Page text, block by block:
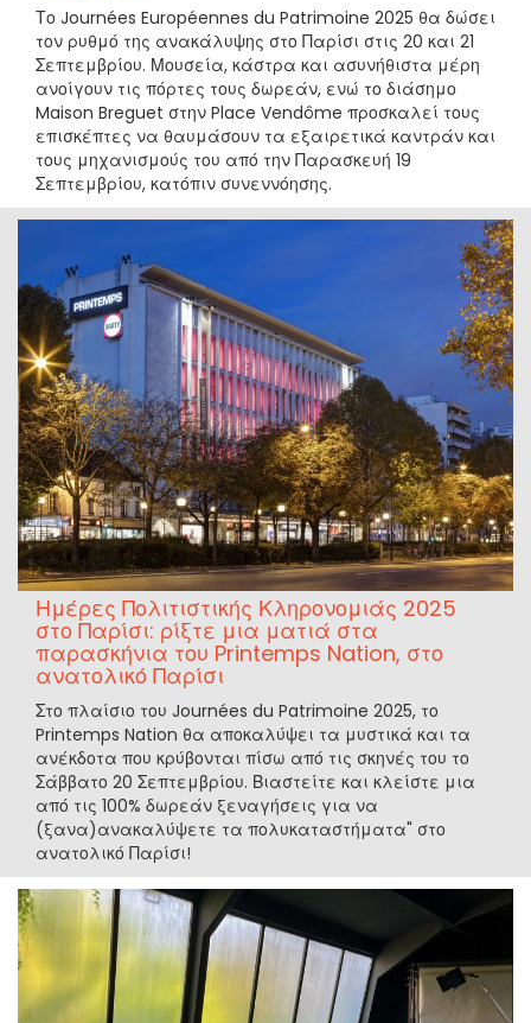
Το Journées Européennes du Patrimoine 2025 θα δώσει
τον ρυθμό της ανακάλυψης στο Παρίσι στις 20 και 21
Σεπτεμβρίου. Μουσεία, κάστρα και ασυνήθιστα μέρη
ανοίγουν τις πόρτες τους δωρεάν, ενώ το διάσημο
Maison Breguet στην Place Vendôme προσκαλεί τους
επισκέπτες να θαυμάσουν τα εξαιρετικά καντράν και
τους μηχανισμούς του από την Παρασκευή 19
Σεπτεμβρίου, κατόπιν συνεννόησης.
Ημέρες Πολιτιστικής Κληρονομιάς 2025
στο Παρίσι: ρίξτε μια ματιά στα
παρασκήνια του Printemps Nation, στο
ανατολικό Παρίσι
Στο πλαίσιο του Journées du Patrimoine 2025, το
Printemps Nation θα αποκαλύψει τα μυστικά και τα
ανέκδοτα που κρύβονται πίσω από τις σκηνές του το
Σάββατο 20 Σεπτεμβρίου. Βιαστείτε και κλείστε μια
από τις 100% δωρεάν ξεναγήσεις για να
(ξανα)ανακαλύψετε τα πολυκαταστήματα" στο
ανατολικό Παρίσι!